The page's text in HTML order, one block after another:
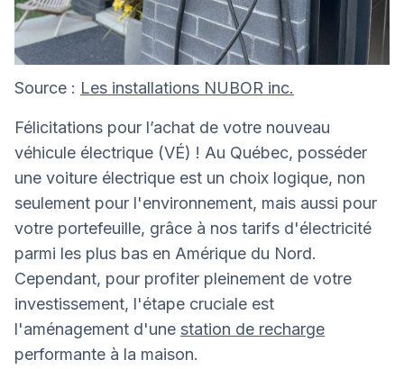
Source : Les installations NUBOR inc.
Félicitations pour l’achat de votre nouveau
véhicule électrique (VÉ) ! Au Québec, posséder
une voiture électrique est un choix logique, non
seulement pour l'environnement, mais aussi pour
votre portefeuille, grâce à nos tarifs d'électricité
parmi les plus bas en Amérique du Nord.
Cependant, pour profiter pleinement de votre
investissement, l'étape cruciale est
l'aménagement d'une station de recharge
performante à la maison.